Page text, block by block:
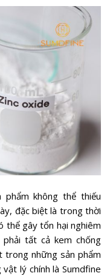
không thể thiếu
đặc biệt là trong thời
thể gây tổn hại nghiêm
tất cả kem chống
trong những sản phẩm
lý chính là Sumdfine